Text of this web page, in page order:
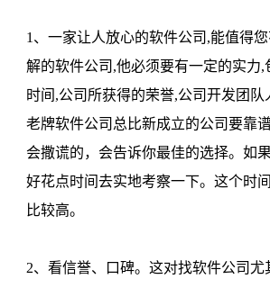
1、一家让人放心的软件公司,能值得
解的软件公司,他必须要有一定的实力,
时间,公司所获得的荣誉,公司开发团队
老牌软件公司总比新成立的公司要靠
会撒谎的，会告诉你最佳的选择。如
好花点时间去实地考察一下。这个时
比较高。
2、看信誉、口碑。这对找软件公司尤